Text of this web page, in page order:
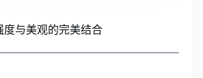
与美观的完美结合